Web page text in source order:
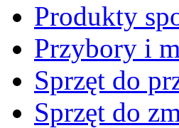
Produkty
Przybory i
Sprzęt do
Sprzęt do